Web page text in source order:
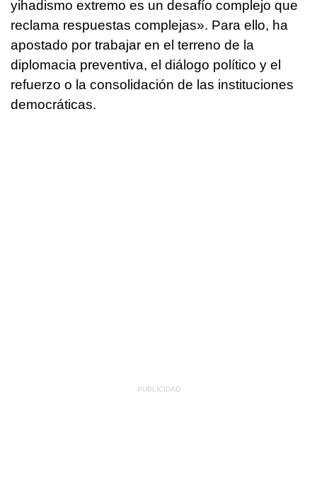
yihadismo extremo es un desafío complejo que
reclama respuestas complejas». Para ello, ha
apostado por trabajar en el terreno de la
diplomacia preventiva, el diálogo político y el
refuerzo o la consolidación de las instituciones
democráticas.